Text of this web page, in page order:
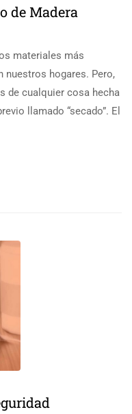
de Madera
materiales más
nuestros hogares. Pero,
de cualquier cosa hecha
llamado “secado”. El